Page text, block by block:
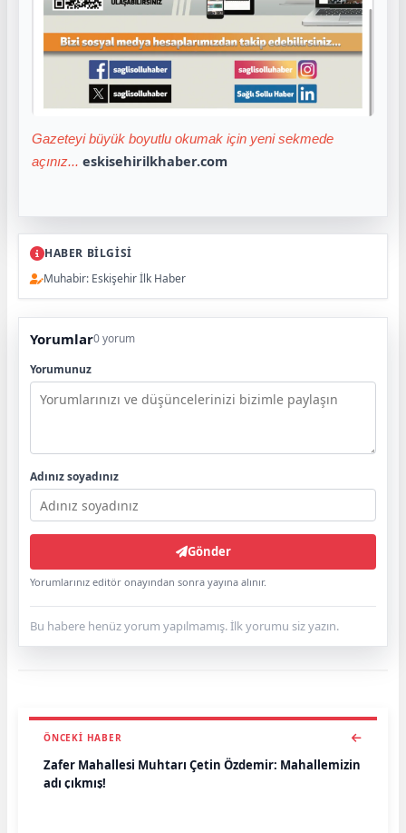
Gazeteyi büyük boyutlu okumak için yeni sekmede
açınız... eskisehirilkhaber.com
HABER BİLGİSİ
Muhabir: Eskişehir İlk Haber
Yorumlar0 yorum
Yorumunuz
Adınız soyadınız
Gönder
Yorumlarınız editör onayından sonra yayına alınır.
Bu habere henüz yorum yapılmamış. İlk yorumu siz yazın.
ÖNCEKI HABER
Zafer Mahallesi Muhtarı Çetin Özdemir: Mahallemizin
adı çıkmış!